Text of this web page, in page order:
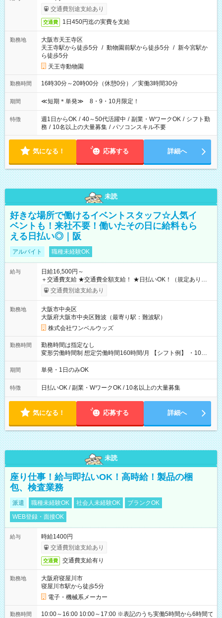
交通費別途支給あり
交通費 1日450円迄の実費を支給
勤務地
大阪市天王寺区
天王寺駅から徒歩5分 / 動物園前駅から徒歩5分 / 新今宮駅か
ら徒歩5分
天王寺動物園
勤務時間 16時30分～20時00分（休憩0分）／実働3時間30分
期間 ≪短期＊単発≫ 8・9・10月限定！
特徴 週1日からOK / 40～50代活躍中 / 副業・WワークOK / シフト勤
務 / 10名以上の大量募集 / パソコンスキル不要
気になる！ 応募する 詳細へ
未読
好きな場所で働けるイベントスタッフ☆人気イ
ベントも！来社不要！働いたその日に給料もら
える日払い◎｜阪
アルバイト 職種未経験OK
給与
日給16,500円～
＋交通費支給 ★交通費全額支給！ ★日払いOK！（規定あり） ┗
働いたその日に現金GET♪ お仕事後はコンビニATMから 日払
交通費別途支給あり
勤務地
大阪市中央区
大阪府大阪市中央区難波（最寄り駅：難波駅）
株式会社ワンベルウッズ
勤務時間
勤務時間は指定なし
変形労働時間制 想定労働時間160時間/月 【シフト例】 ・10：
00～20：00
期間 単発・1日のみOK
特徴 日払いOK / 副業・WワークOK / 10名以上の大量募集
気になる！ 応募する 詳細へ
未読
座り仕事！給与即払いOK！高時給！製品の梱
包、検査業務
派遣 職種未経験OK 社会人未経験OK
ブランクOK
WEB登録・面接OK
給与
時給1400円
交通費別途支給あり
交通費 交通費支給有り
勤務地
大阪府寝屋川市
寝屋川市駅から徒歩5分
電子・機械系メーカー
勤務時間
10:00～16:00 10:00～17:00 ※表記のうち実働5時間から6時間で